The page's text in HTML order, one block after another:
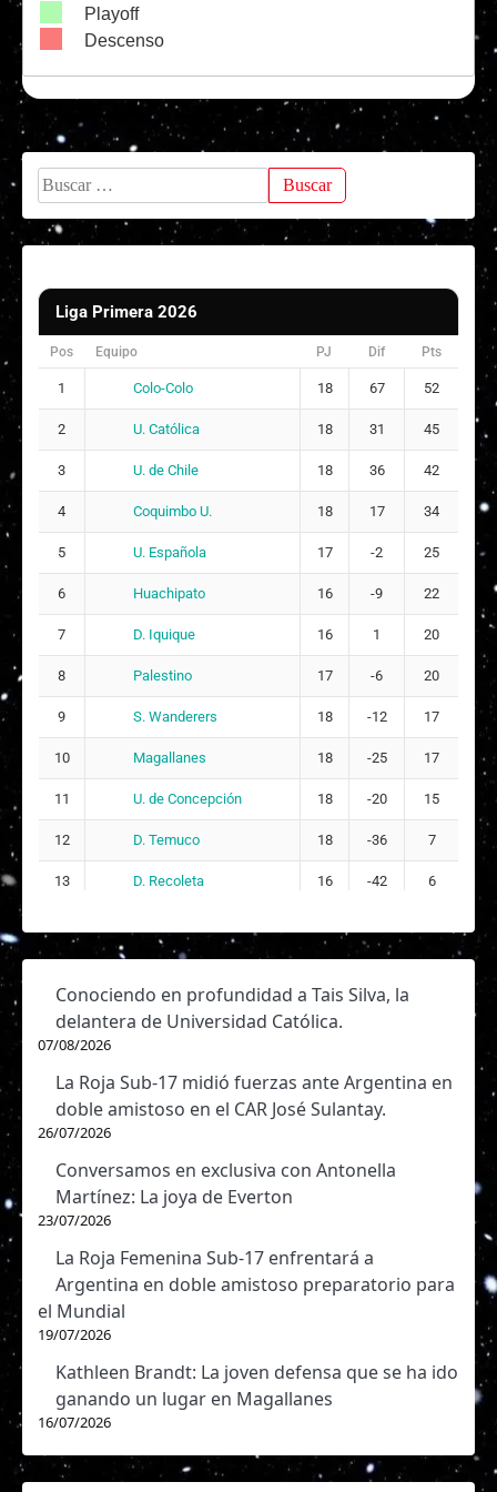
Femenina,
Fase
2026
Femenina,
Fase
Regular,
2026
15
03/07/2026
D. Temuco
3 - 2
Liga
Femenina,
Regular,
2026
Liga
Femenina,
Regular,
12
13/06/2026
U. de Chile
11
31/05/2026
U. de
Liga
Femenina,
Fase
10
5 - 0
Liga
Femenina,
Fase
Regular,
2026
9
U. Española
0 - 2
Femenina,
Regular,
15:00
Palestino
Liga
Femenina,
Regular,
2026
10/05/2026
S.
Liga
Fase
Regular,
2026
6
03/05/2026
11:00
Palestino
3 - 1
Liga
Femenina,
Fase
Regular,
2026
5
25/04/2026
Liga
Femenina,
Fase
2026
Liga
Femenina,
Regular,
2026
11:00
U.
Playoff
Descenso
Buscar:
Liga Primera 2026
Pos Equipo PJ Dif Pts
1 Colo-Colo 18 67 52
2 U. Católica 18 31 45
3 U. de Chile 18 36 42
4 Coquimbo U. 18 17 34
5 U. Española 17 -2 25
6 Huachipato 16 -9 22
7 D. Iquique 16 1 20
8 Palestino 17 -6 20
9 S. Wanderers 18 -12 17
10 Magallanes 18 -25 17
11 U. de Concepción 18 -20 15
12 D. Temuco 18 -36 7
13 D. Recoleta 16 -42 6
Conociendo en profundidad a Tais Silva, la
delantera de Universidad Católica.
07/08/2026
La Roja Sub-17 midió fuerzas ante Argentina en
doble amistoso en el CAR José Sulantay.
26/07/2026
Conversamos en exclusiva con Antonella
Martínez: La joya de Everton
23/07/2026
La Roja Femenina Sub-17 enfrentará a
Argentina en doble amistoso preparatorio para
el Mundial
19/07/2026
Kathleen Brandt: La joven defensa que se ha ido
ganando un lugar en Magallanes
16/07/2026